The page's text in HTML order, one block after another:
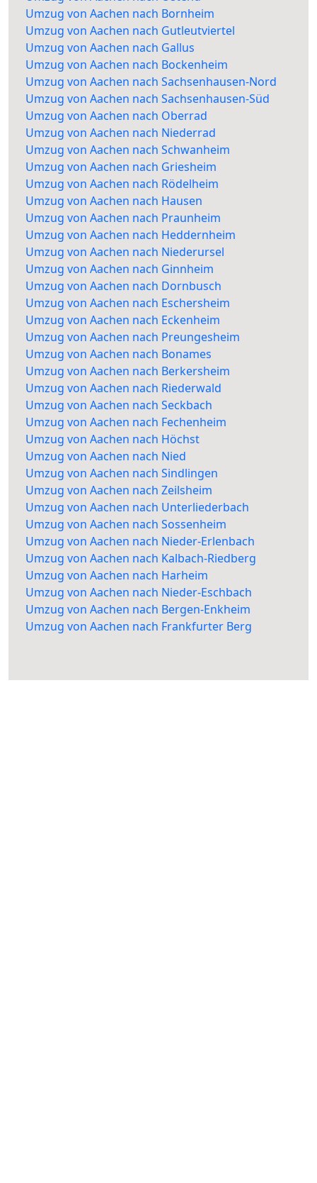
Umzug von Aachen nach Bornheim
Umzug von Aachen nach Gutleutviertel
Umzug von Aachen nach Gallus
Umzug von Aachen nach Bockenheim
Umzug von Aachen nach Sachsenhausen-Nord
Umzug von Aachen nach Sachsenhausen-Süd
Umzug von Aachen nach Oberrad
Umzug von Aachen nach Niederrad
Umzug von Aachen nach Schwanheim
Umzug von Aachen nach Griesheim
Umzug von Aachen nach Rödelheim
Umzug von Aachen nach Hausen
Umzug von Aachen nach Praunheim
Umzug von Aachen nach Heddernheim
Umzug von Aachen nach Niederursel
Umzug von Aachen nach Ginnheim
Umzug von Aachen nach Dornbusch
Umzug von Aachen nach Eschersheim
Umzug von Aachen nach Eckenheim
Umzug von Aachen nach Preungesheim
Umzug von Aachen nach Bonames
Umzug von Aachen nach Berkersheim
Umzug von Aachen nach Riederwald
Umzug von Aachen nach Seckbach
Umzug von Aachen nach Fechenheim
Umzug von Aachen nach Höchst
Umzug von Aachen nach Nied
Umzug von Aachen nach Sindlingen
Umzug von Aachen nach Zeilsheim
Umzug von Aachen nach Unterliederbach
Umzug von Aachen nach Sossenheim
Umzug von Aachen nach Nieder-Erlenbach
Umzug von Aachen nach Kalbach-Riedberg
Umzug von Aachen nach Harheim
Umzug von Aachen nach Nieder-Eschbach
Umzug von Aachen nach Bergen-Enkheim
Umzug von Aachen nach Frankfurter Berg